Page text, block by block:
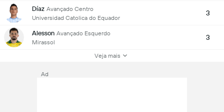
Díaz Avançado Centro
Universidad Catolica do Equador
3
Alesson Avançado Esquerdo
Mirassol
3
Veja mais
Ad